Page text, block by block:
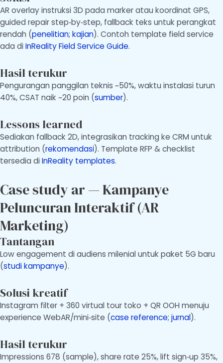
AR overlay instruksi 3D pada marker atau koordinat GPS,
guided repair step‑by‑step, fallback teks untuk perangkat
rendah (penelitian; kajian). Contoh template field service
ada di InReality Field Service Guide.
Hasil terukur
Pengurangan panggilan teknis ~50%, waktu instalasi turun
40%, CSAT naik ~20 poin (sumber).
Lessons learned
Sediakan fallback 2D, integrasikan tracking ke CRM untuk
attribution (rekomendasi). Template RFP & checklist
tersedia di InReality templates.
Case study ar — Kampanye
Peluncuran Interaktif (AR
Marketing)
Tantangan
Low engagement di audiens milenial untuk paket 5G baru
(studi kampanye).
Solusi kreatif
Instagram filter + 360 virtual tour toko + QR OOH menuju
experience WebAR/mini‑site (case reference; jurnal).
Hasil terukur
Impressions 678 (sample), share rate 25%, lift sign‑up 35%,